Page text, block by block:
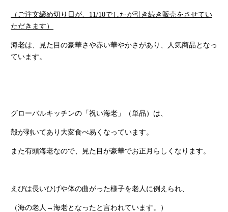
（ご注文締め切り日が、 11/10でしたが引き続き販売をさせてい
ただきます）
海老は、見た目の豪華さや赤い華やかさがあり、人気商品となっ
ています。
グローバルキッチンの「祝い海老」（単品）は、
殻が剥いてあり大変食べ易くなっています。
また有頭海老なので、見た目が豪華でお正月らしくなります。
えびは長いひげや体の曲がった様子を老人に例えられ、
（海の老人→海老となったと言われています。）